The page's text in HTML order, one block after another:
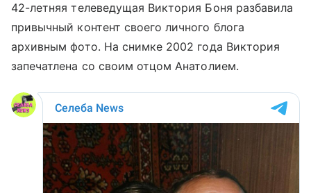
42-летняя телеведущая Виктория Боня разбавила
привычный контент своего личного блога
архивным фото. На снимке 2002 года Виктория
запечатлена со своим отцом Анатолием.